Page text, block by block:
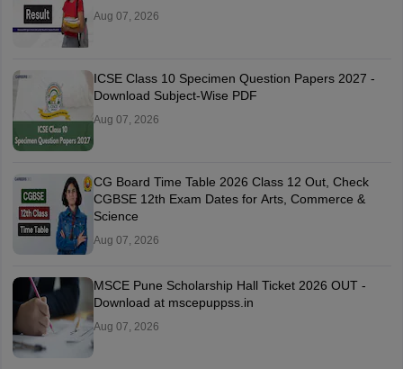
Aug 07, 2026
ICSE Class 10 Specimen Question Papers 2027 -
Download Subject-Wise PDF
Aug 07, 2026
CG Board Time Table 2026 Class 12 Out, Check
CGBSE 12th Exam Dates for Arts, Commerce &
Science
Aug 07, 2026
MSCE Pune Scholarship Hall Ticket 2026 OUT -
Download at mscepuppss.in
Aug 07, 2026